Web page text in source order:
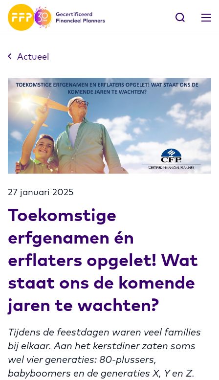
Actueel
27 januari 2025
Toekomstige
erfgenamen én
erflaters opgelet! Wat
staat ons de komende
jaren te wachten?
Tijdens de feestdagen waren veel families
bij elkaar. Aan het kerstdiner zaten soms
wel vier generaties: 80-plussers,
babyboomers en de generaties X, Y en Z.